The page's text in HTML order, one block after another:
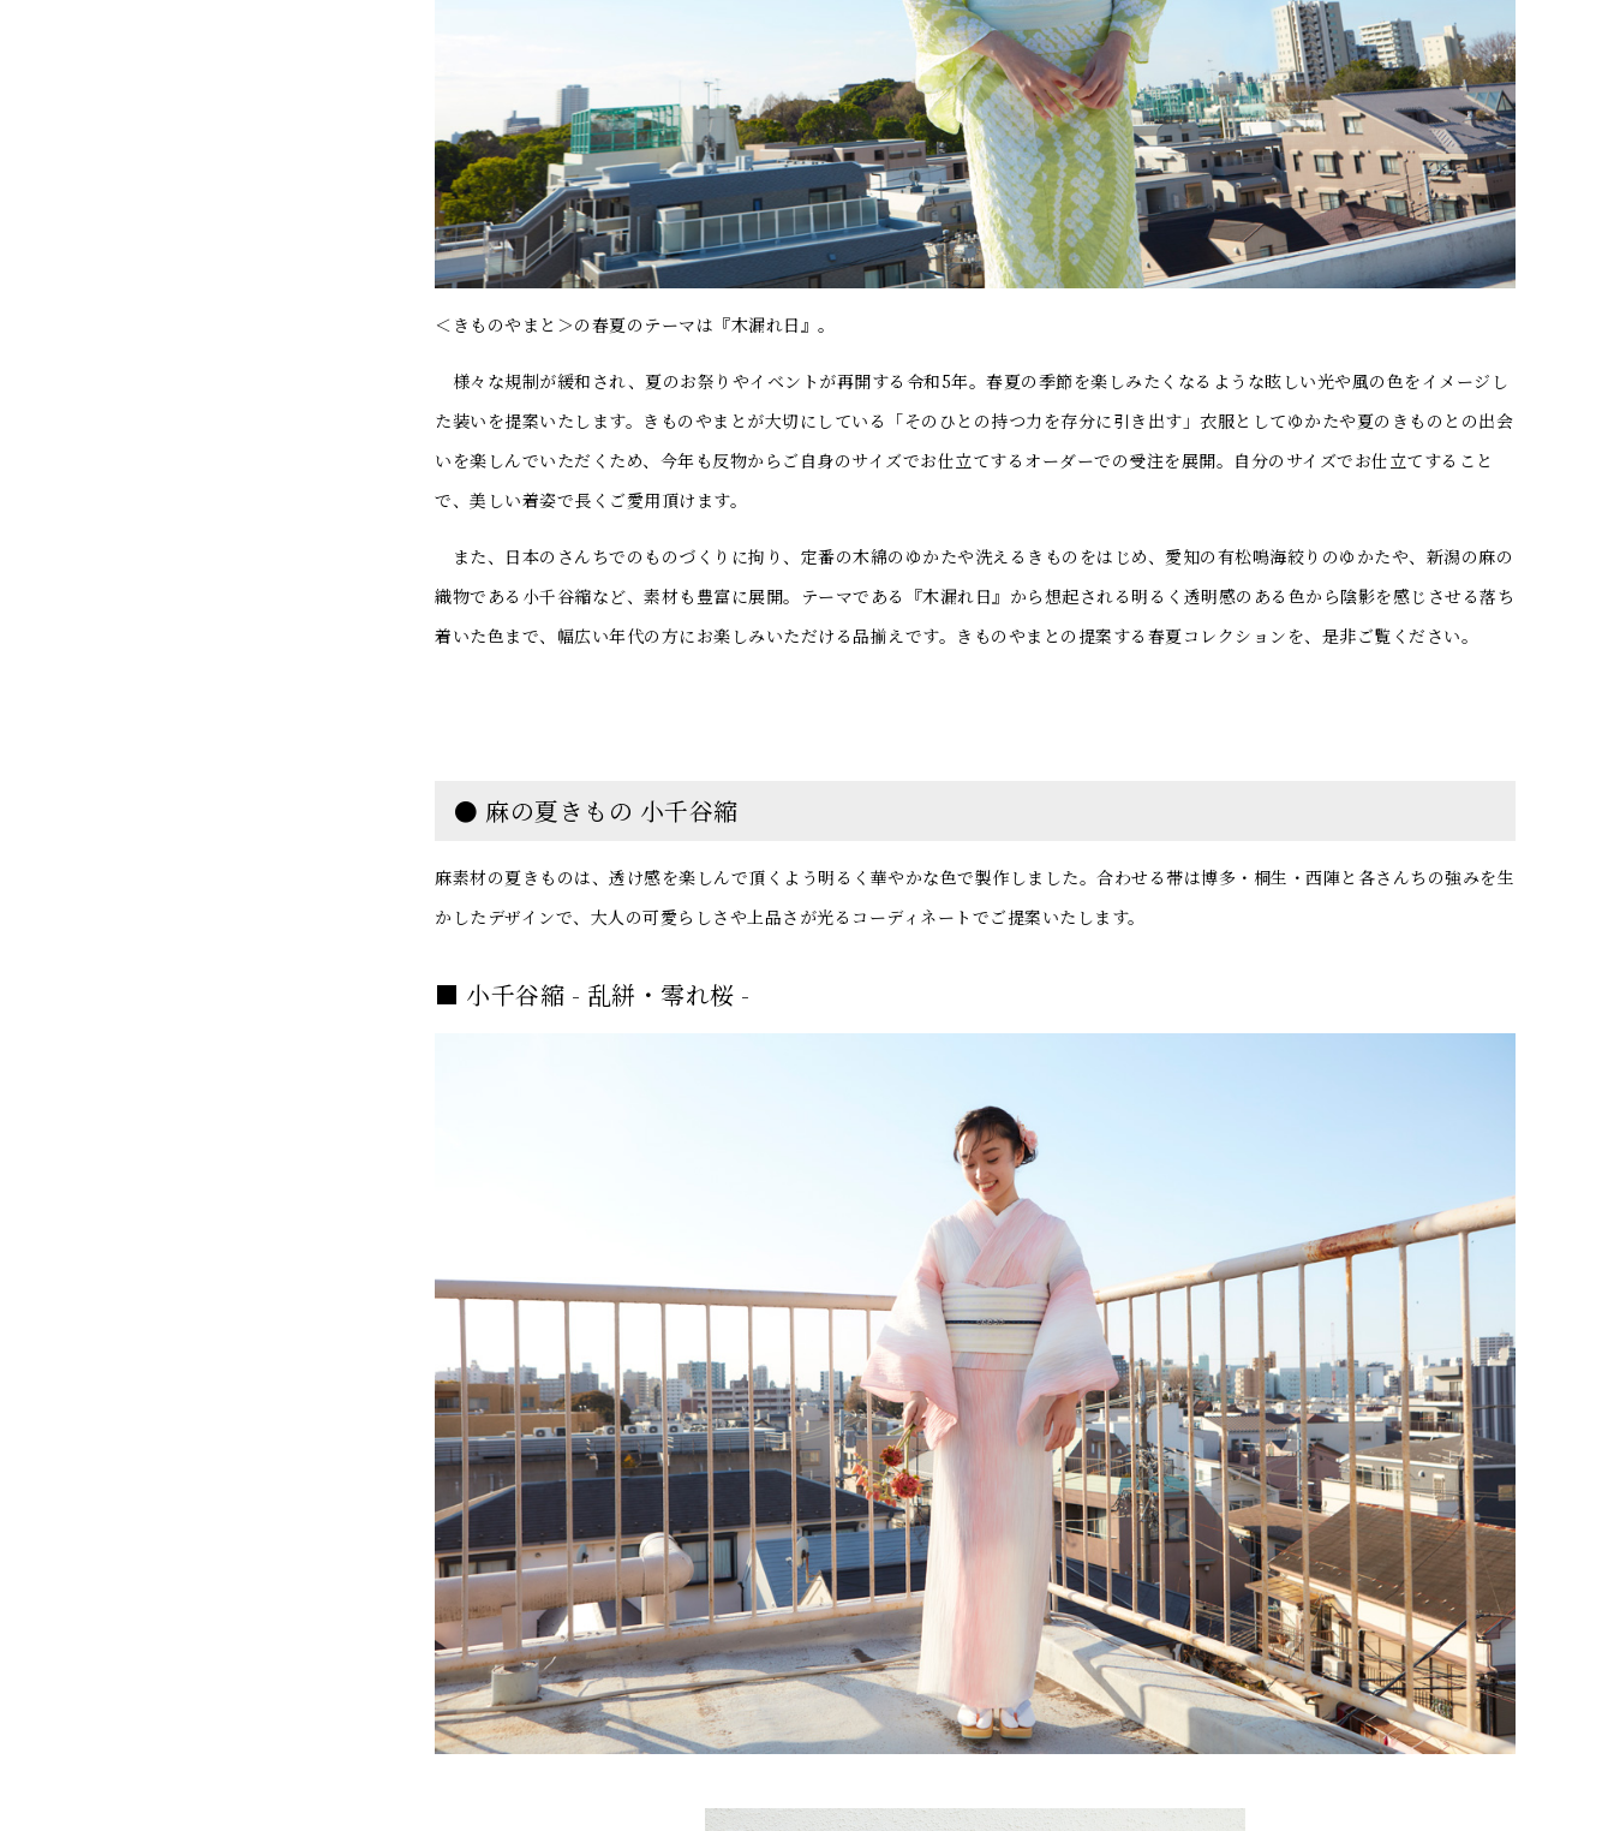
＜きものやまと＞の春夏のテーマは『木漏れ日』。
様々な規制が緩和され、夏のお祭りやイベントが再開する令和5年。春夏の季節を楽しみたくなるような眩しい光や風の色をイメージし
た装いを提案いたします。きものやまとが大切にしている「そのひとの持つ力を存分に引き出す」衣服としてゆかたや夏のきものとの出会
いを楽しんでいただくため、今年も反物からご自身のサイズでお仕立てするオーダーでの受注を展開。自分のサイズでお仕立てすること
で、美しい着姿で長くご愛用頂けます。
また、日本のさんちでのものづくりに拘り、定番の木綿のゆかたや洗えるきものをはじめ、愛知の有松鳴海絞りのゆかたや、新潟の麻の
織物である小千谷縮など、素材も豊富に展開。テーマである『木漏れ日』から想起される明るく透明感のある色から陰影を感じさせる落ち
着いた色まで、幅広い年代の方にお楽しみいただける品揃えです。きものやまとの提案する春夏コレクションを、是非ご覧ください。
● 麻の夏きもの 小千谷縮
麻素材の夏きものは、透け感を楽しんで頂くよう明るく華やかな色で製作しました。合わせる帯は博多・桐生・西陣と各さんちの強みを生
かしたデザインで、大人の可愛らしさや上品さが光るコーディネートでご提案いたします。
■ 小千谷縮 - 乱絣・零れ桜 -